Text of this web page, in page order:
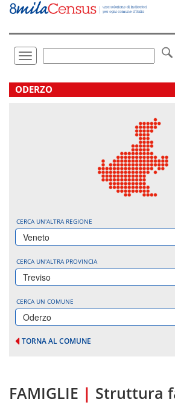
Vai
direttamente
Toggle
navigation
.
ODERZO
CERCA UN'ALTRA REGIONE
Veneto
CERCA UN'ALTRA PROVINCIA
Treviso
CERCA UN COMUNE
Oderzo
TORNA AL COMUNE
FAMIGLIE | Struttura